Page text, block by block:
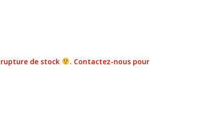
de stock
. Contactez-nous pour